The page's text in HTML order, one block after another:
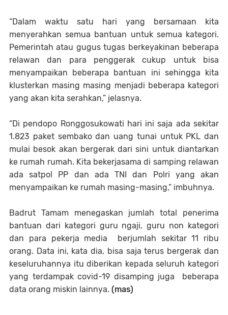
“Dalam waktu satu hari yang bersamaan kita
menyerahkan semua bantuan untuk semua kategori.
Pemerintah atau gugus tugas berkeyakinan beberapa
relawan dan para penggerak cukup untuk bisa
menyampaikan beberapa bantuan ini sehingga kita
klusterkan masing masing menjadi beberapa kategori
yang akan kita serahkan,” jelasnya.
“Di pendopo Ronggosukowati hari ini saja ada sekitar
1.823 paket sembako dan uang tunai untuk PKL dan
mulai besok akan bergerak dari sini untuk diantarkan
ke rumah rumah. Kita bekerjasama di samping relawan
ada satpol PP dan ada TNI dan Polri yang akan
menyampaikan ke rumah masing-masing,” imbuhnya.
Badrut Tamam menegaskan jumlah total penerima
bantuan dari kategori guru ngaji, guru non kategori
dan para pekerja media berjumlah sekitar 11 ribu
orang. Data ini, kata dia, bisa saja terus bergerak dan
keseluruhannya itu diberikan kepada seluruh kategori
yang terdampak covid-19 disamping juga beberapa
data orang miskin lainnya. (mas)